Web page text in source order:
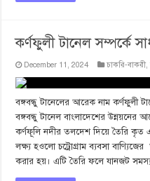
কর্ণফুলী টানেল সম্পর্কে
December 11, 2024 চাকরি-বাকরী,
বঙ্গবন্ধু টানেলের আরেক নাম কর্ণফুলী
বঙ্গবন্ধু টানেল বাংলাদেশের উন্নয়নের
কর্ণফূলি নদীর তলদেশ দিয়ে তৈরি কৃত
লক্ষ্য হওলো চট্রোগ্রাম ব্যবসা
করার হয়। এটি তৈরি ফলে যানজট